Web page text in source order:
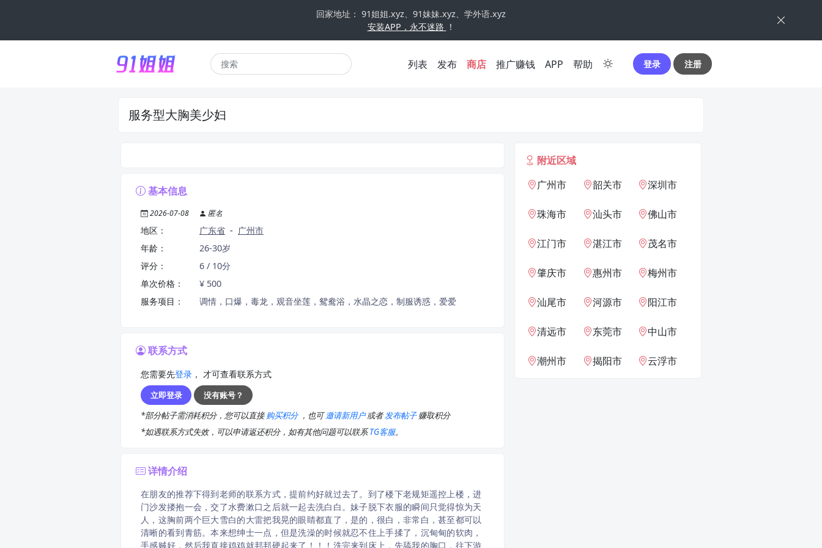
回家地址： 91姐姐.xyz、91妹妹.xyz、学外语.xyz
安装APP，永不迷路 ！
列表 发布 商店 推广赚钱 APP 帮助 登录 注册
服务型大胸美少妇
基本信息
2026-07-08 匿名
地区： 广东省 - 广州市
年龄：
26-30岁
评分：
6 / 10分
单次价格：
¥ 500
服务项目：
调情，口爆，毒龙，观音坐莲，鸳鸯浴，水晶之恋，制服诱惑，爱爱
联系方式
您需要先登录 ， 才可查看联系方式
立即登录
没有账号？
*部分帖子需消耗积分，您可以直接购买积分 ，也可邀请新用户或者发布帖子赚取积分
*如遇联系方式失效，可以申请返还积分，如有其他问题可以联系TG客服。
详情介绍
在朋友的推荐下得到老师的联系方式，提前约好就过去了。到了楼下老规矩遥控上楼，进
门沙发搂抱一会，交了水费漱口之后就一起去洗白白。妹子脱下衣服的瞬间只觉得惊为天
人，这胸前两个巨大雪白的大雷把我晃的眼睛都直了，是的，很白，非常白，甚至都可以
清晰的看到青筋。本来想绅士一点，但是洗澡的时候就忍不住上手揉了，沉甸甸的软肉，
手感贼好，然后我直接鸡鸡就邦邦硬起来了！！！洗完来到床上，先舔我的胸口，往下游
附近区域
广州市
韶关市 深圳市
珠海市 汕头市 佛山市
江门市 湛江市 茂名市
肇庆市 惠州市 梅州市
汕尾市 河源市 阳江市
清远市 东莞市 中山市
潮州市 揭阳市 云浮市